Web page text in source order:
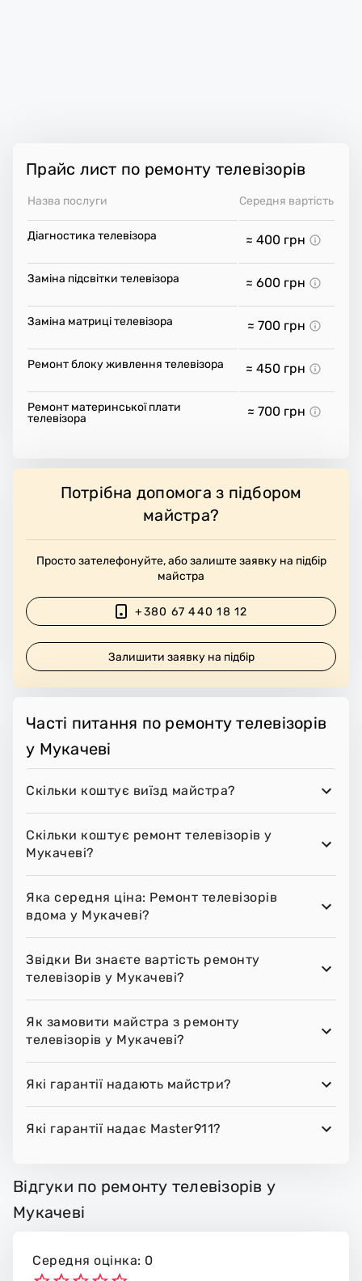
Прайс лист по ремонту телевізорів
Назва послуги Середня вартість
Діагностика телевізора ≈ 400 грн
Заміна підсвітки телевізора ≈ 600 грн
Заміна матриці телевізора ≈ 700 грн
Ремонт блоку живлення телевізора ≈ 450 грн
Ремонт материнської плати
телевізора
≈ 700 грн
Потрібна допомога з підбором
майстра?
Просто зателефонуйте, або залиште заявку на підбір
майстра
+380 67 440 18 12
Залишити заявку на підбір
Часті питання по ремонту телевізорів
у Мукачеві
Скільки коштує виїзд майстра?
Скільки коштує ремонт телевізорів у
Мукачеві?
Яка середня ціна: Ремонт телевізорів
вдома у Мукачеві?
Звідки Ви знаєте вартість ремонту
телевізорів у Мукачеві?
Як замовити майстра з ремонту
телевізорів у Мукачеві?
Які гарантії надають майстри?
Які гарантії надає Master911?
Відгуки по ремонту телевізорів у
Мукачеві
Середня оцінка: 0